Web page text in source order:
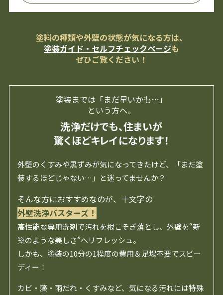
塗料の種類や外壁の状態が気になる方は、
塗装ガイド・セルフチェックページも
ぜひご覧ください！
塗装までは「まだ早いかも…」
という方へ。
洗浄だけでも、住まいが
驚くほどキレイになります！
外壁のくすみや黒ずみが気になってきたけど、「まだ塗
装するほどじゃない…」と迷ってませんか？
そんな方におすすめなのが、十文字の
外壁洗浄バスターズ！
高性能な専用洗剤で汚れを根こそぎ落とし、外壁を“新
築のような美しさ”へリフレッシュ。
しかも、塗装の10分の1程度の費用＆足場不要でスピー
ディー！
カビ・藻・雨だれ・くすみなど、気になる汚れには特殊